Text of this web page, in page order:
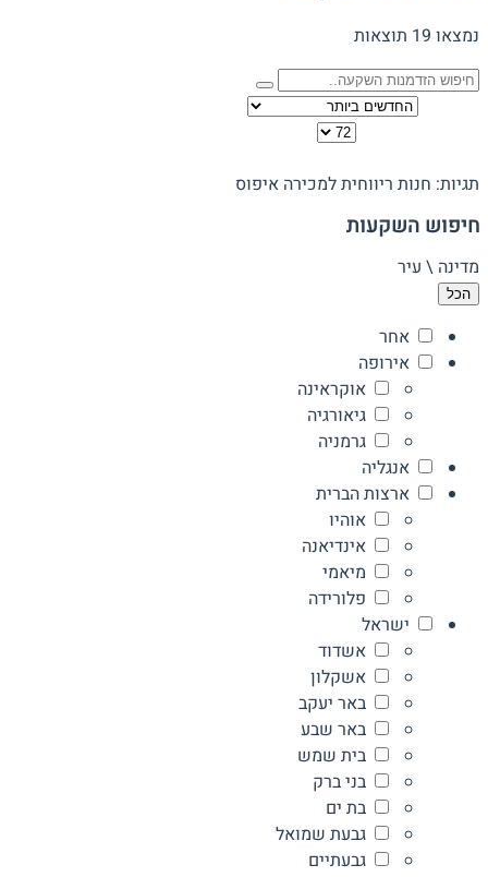
נמצאו 19 תוצאות
תגיות: חנות ריווחית למכירה איפוס
חיפוש השקעות
מדינה \ עיר
הכל
אחר
אירופה
אוקראינה
גיאורגיה
גרמניה
אנגליה
ארצות הברית
אוהיו
אינדיאנה
מיאמי
פלורידה
ישראל
אשדוד
אשקלון
באר יעקב
באר שבע
בית שמש
בני ברק
בת ים
גבעת שמואל
גבעתיים